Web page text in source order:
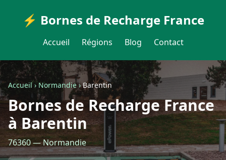
⚡ Bornes de Recharge France
Accueil Régions Blog Contact
Accueil›Normandie›Barentin
Bornes de Recharge France
à Barentin
76360 — Normandie